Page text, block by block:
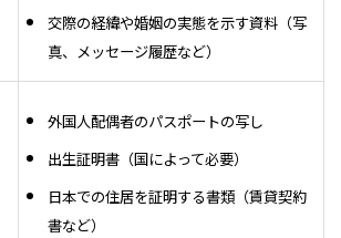
交際の経緯や婚姻の実態を示す資料（写
真、メッセージ履歴など）
外国人配偶者のパスポートの写し
出生証明書（国によって必要）
日本での住居を証明する書類（賃貸契約
書など）